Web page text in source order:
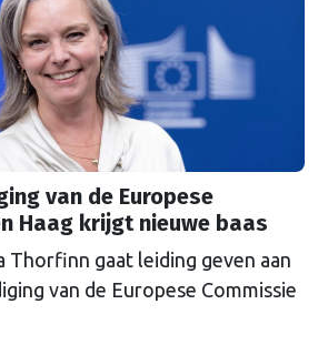
van de Europese
Haag krijgt nieuwe baas
Thorfinn gaat leiding geven aan
van de Europese Commissie